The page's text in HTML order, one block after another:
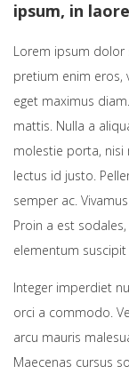
ipsum, in
Lorem ipsum dolor
pretium enim eros,
eget maximus
mattis. Nulla a
molestie porta,
lectus id justo.
semper ac.
Proin a est
elementum
Integer imperdiet
orci a commodo.
arcu mauris
Maecenas cursus